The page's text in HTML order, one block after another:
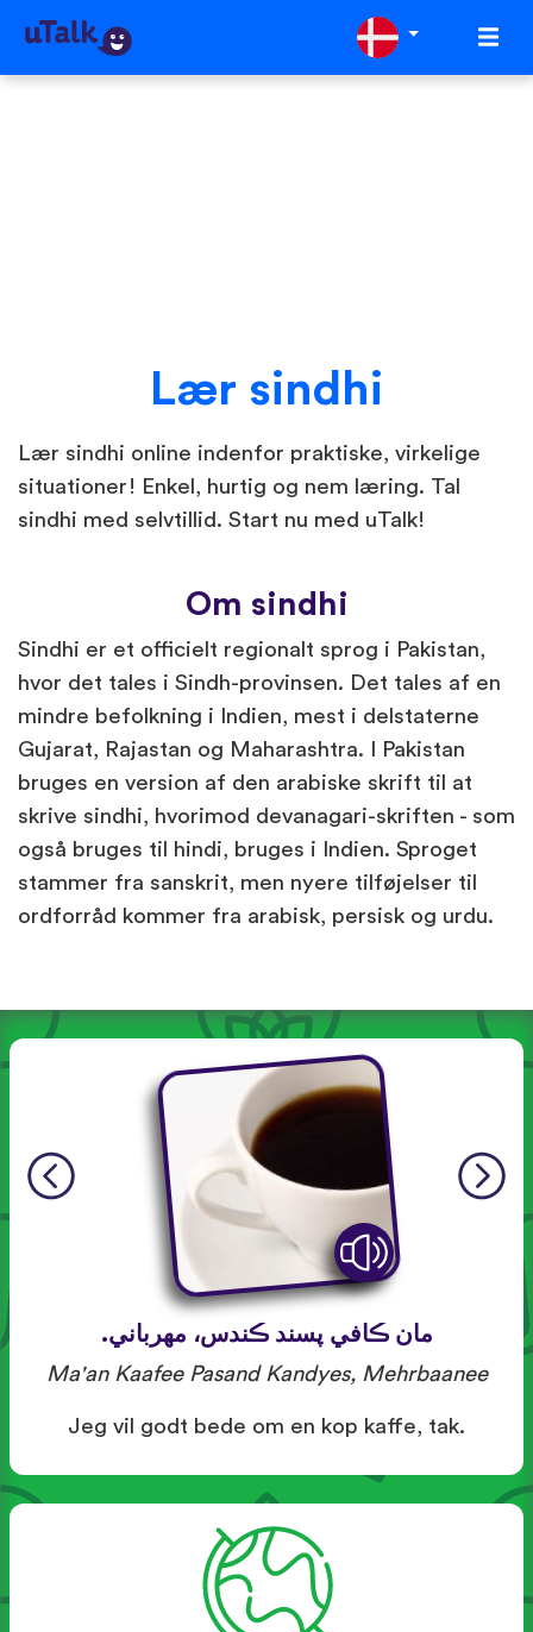
Lær sindhi
Lær sindhi online indenfor praktiske, virkelige
situationer! Enkel, hurtig og nem læring. Tal
sindhi med selvtillid. Start nu med uTalk!
Om sindhi
Sindhi er et officielt regionalt sprog i Pakistan,
hvor det tales i Sindh-provinsen. Det tales af en
mindre befolkning i Indien, mest i delstaterne
Gujarat, Rajastan og Maharashtra. I Pakistan
bruges en version af den arabiske skrift til at
skrive sindhi, hvorimod devanagari-skriften - som
også bruges til hindi, bruges i Indien. Sproget
stammer fra sanskrit, men nyere tilføjelser til
ordforråd kommer fra arabisk, persisk og urdu.
مان ڪافي پسند ڪندس، مهرباني.
Ma'an Kaafee Pasand Kandyes, Mehrbaanee
Jeg vil godt bede om en kop kaffe, tak.